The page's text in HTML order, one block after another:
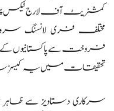
کمشنریٹ آف لارج ٹیکس
مختلف فری لانسنگ
فروخت سے پاکستانیوں کے
تحقیقات میں یہ کیسز
سرکاری دستاویز سے ظاہر